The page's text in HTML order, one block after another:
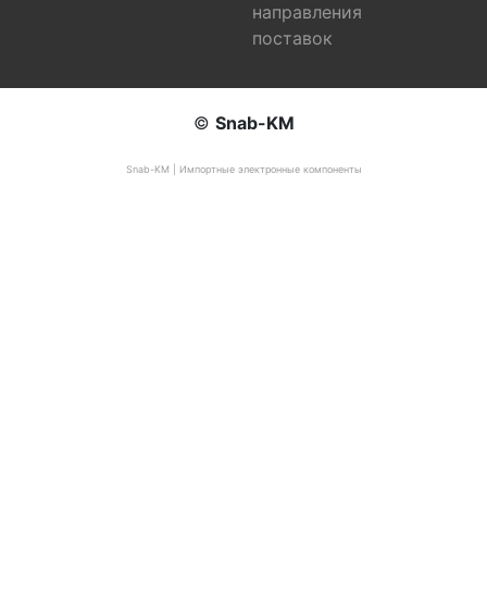
направления
поставок
© Snab-KM
Snab-KM | Импортные электронные компоненты